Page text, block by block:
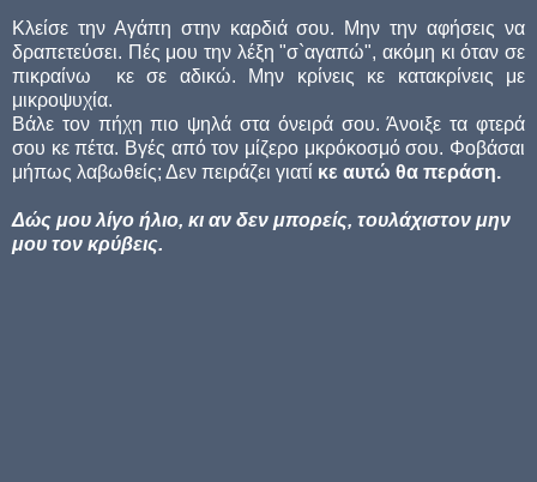
Κλείσε την Αγάπη στην καρδιά σου. Μην την αφήσεις να
δραπετεύσει. Πές μου την λέξη "σ`αγαπώ", ακόμη κι όταν σε
πικραίνω κε σε αδικώ. Μην κρίνεις κε κατακρίνεις με
μικροψυχία.
Βάλε τον πήχη πιο ψηλά στα όνειρά σου. Άνοιξε τα φτερά
σου κε πέτα. Βγές από τον μίζερο μκρόκοσμό σου. Φοβάσαι
μήπως λαβωθείς; Δεν πειράζει γιατί κε αυτώ θα περάση.
Δώς μου λίγο ήλιο, κι αν δεν μπορείς, τουλάχιστον μην
μου τον κρύβεις.